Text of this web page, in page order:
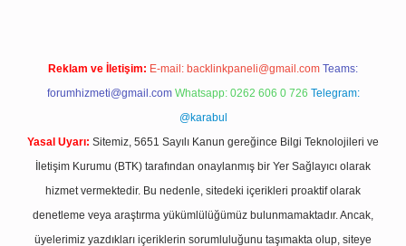
Reklam ve İletişim: E-mail: backlinkpaneli@gmail.com Teams:
forumhizmeti@gmail.com Whatsapp: 0262 606 0 726 Telegram:
@karabul
Yasal Uyarı: Sitemiz, 5651 Sayılı Kanun gereğince Bilgi Teknolojileri ve
İletişim Kurumu (BTK) tarafından onaylanmış bir Yer Sağlayıcı olarak
hizmet vermektedir. Bu nedenle, sitedeki içerikleri proaktif olarak
denetleme veya araştırma yükümlülüğümüz bulunmamaktadır. Ancak,
üyelerimiz yazdıkları içeriklerin sorumluluğunu taşımakta olup, siteye